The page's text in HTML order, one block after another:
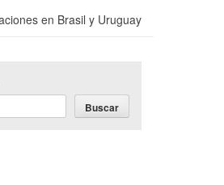
en Brasil y Uruguay
Buscar